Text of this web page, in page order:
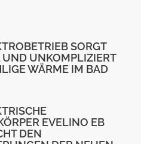
SORGT
UNKOMPLIZIERT
WÄRME IM BAD
EVELINO EB
DEN